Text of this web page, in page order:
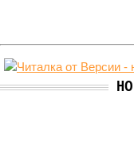
В Чувашской
направленные на
развитие
Региональные
дисциплины в